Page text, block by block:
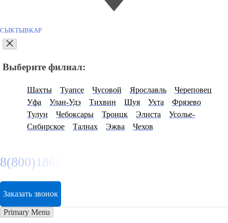
СЫКТЫВКАР
Выберите филиал:
Шахты Туапсе Чусовой Ярославль
Череповец
Уфа
Улан-Удэ Тихвин Шуя Ухта
Фрязево
Тулун
Чебоксары Троицк Элиста
Усолье-
Сибирское
Талнах Эжва Чехов
8(800)1862102
Заказать звонок
Primary Menu